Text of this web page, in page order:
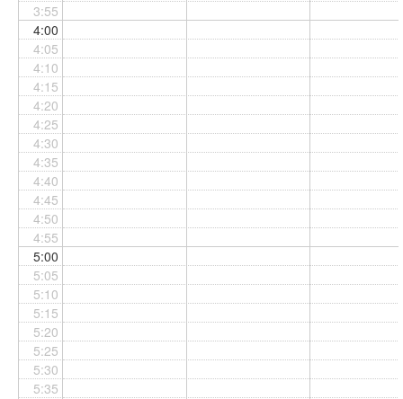
3:55
4:00
4:05
4:10
4:15
4:20
4:25
4:30
4:35
4:40
4:45
4:50
4:55
5:00
5:05
5:10
5:15
5:20
5:25
5:30
5:35